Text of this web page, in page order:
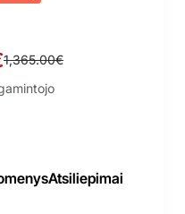
1,365.00€
Atsiliepimai